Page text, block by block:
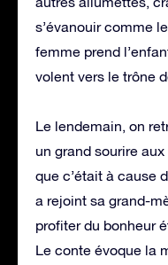
s’évanouir comme
femme prend
volent vers le trône
Le lendemain, on
un grand sourire
que c’était à cause
a rejoint sa grand-
profiter du bonheur
Le conte évoque la